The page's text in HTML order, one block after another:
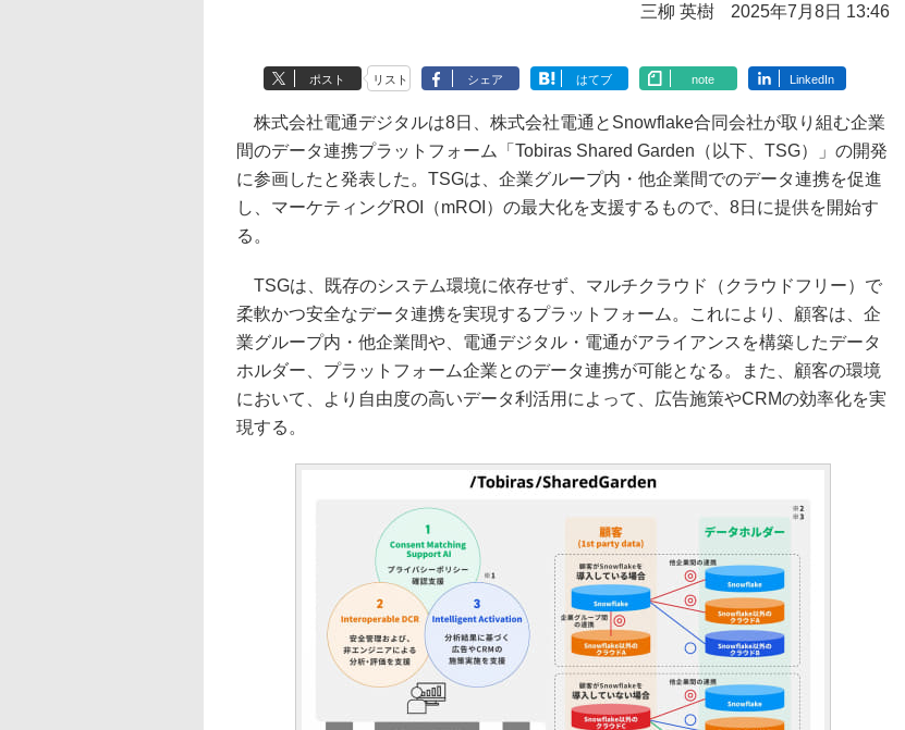
三柳 英樹 2025年7月8日 13:46
ポスト リスト シェア はてブ note LinkedIn
株式会社電通デジタルは8日、株式会社電通とSnowflake合同会社が取り組む企業
間のデータ連携プラットフォーム「Tobiras Shared Garden（以下、TSG）」の開発
に参画したと発表した。TSGは、企業グループ内・他企業間でのデータ連携を促進
し、マーケティングROI（mROI）の最大化を支援するもので、8日に提供を開始す
る。
TSGは、既存のシステム環境に依存せず、マルチクラウド（クラウドフリー）で
柔軟かつ安全なデータ連携を実現するプラットフォーム。これにより、顧客は、企
業グループ内・他企業間や、電通デジタル・電通がアライアンスを構築したデータ
ホルダー、プラットフォーム企業とのデータ連携が可能となる。また、顧客の環境
において、より自由度の高いデータ利活用によって、広告施策やCRMの効率化を実
現する。